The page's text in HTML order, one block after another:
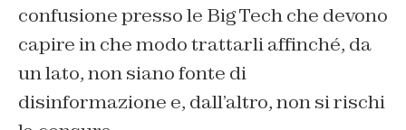
confusione presso le Big Tech che devono
capire in che modo trattarli affinché, da
un lato, non siano fonte di
disinformazione e, dall’altro, non si rischi